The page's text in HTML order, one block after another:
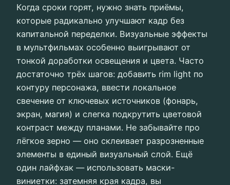
Когда сроки горят, нужно знать приёмы,
которые радикально улучшают кадр без
капитальной переделки. Визуальные эффекты
в мультфильмах особенно выигрывают от
тонкой доработки освещения и цвета. Часто
достаточно трёх шагов: добавить rim light по
контуру персонажа, ввести локальное
свечение от ключевых источников (фонарь,
экран, магия) и слегка подкрутить цветовой
контраст между планами. Не забывайте про
лёгкое зерно — оно склеивает разрозненные
элементы в единый визуальный слой. Ещё
один лайфхак — использовать маски-
виниетки: затемняя края кадра, вы